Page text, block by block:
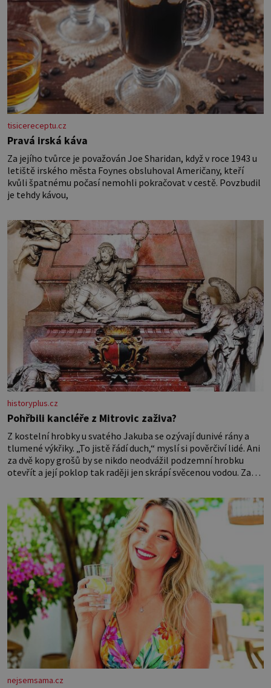
tisicereceptu.cz
Pravá irská káva
Za jejího tvůrce je považován Joe Sharidan, když v roce 1943 u
letiště irského města Foynes obsluhoval Američany, kteří
kvůli špatnému počasí nemohli pokračovat v cestě. Povzbudil
je tehdy kávou,
historyplus.cz
Pohřbili kancléře z Mitrovic zaživa?
Z kostelní hrobky u svatého Jakuba se ozývají dunivé rány a
tlumené výkřiky. „To jistě řádí duch,“ myslí si pověrčiví lidé. Ani
za dvě kopy grošů by se nikdo neodvážil podzemní hrobku
otevřít a její poklop tak raději jen skrápí svěcenou vodou. Za
později hrobku
nejsemsama.cz